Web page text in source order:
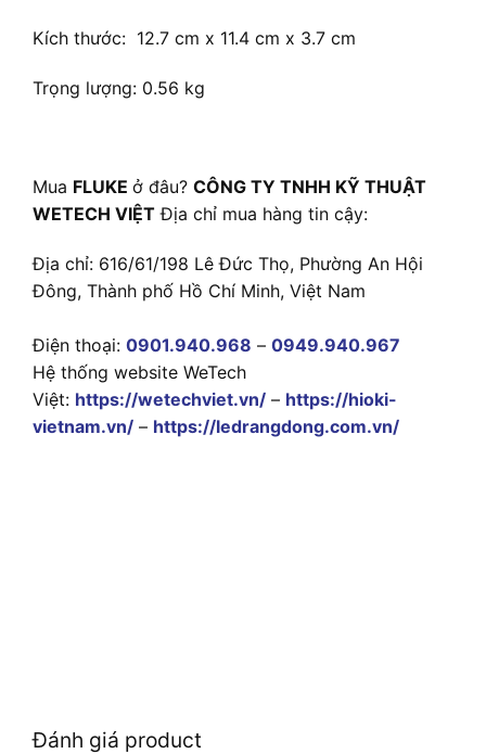
Kích thước: 12.7 cm x 11.4 cm x 3.7 cm
Trọng lượng: 0.56 kg
Mua FLUKE ở đâu? CÔNG TY TNHH KỸ THUẬT
WETECH VIỆT Địa chỉ mua hàng tin cậy:
Địa chỉ: 616/61/198 Lê Đức Thọ, Phường An Hội
Đông, Thành phố Hồ Chí Minh, Việt Nam
Điện thoại: 0901.940.968 – 0949.940.967
Hệ thống website WeTech
Việt: https://wetechviet.vn/ – https://hioki-
vietnam.vn/ – https://ledrangdong.com.vn/
Đánh giá product